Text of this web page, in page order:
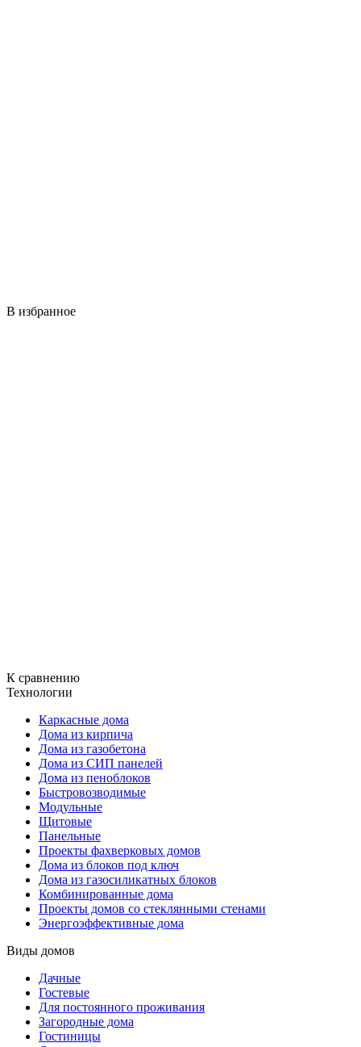
В избранное
К сравнению
Технологии
Каркасные дома
Дома из кирпича
Дома из газобетона
Дома из СИП панелей
Дома из пеноблоков
Быстровозводимые
Модульные
Щитовые
Панельные
Проекты фахверковых домов
Дома из блоков под ключ
Дома из газосиликатных блоков
Комбинированные дома
Проекты домов со стеклянными стенами
Энергоэффективные дома
Виды домов
Дачные
Гостевые
Для постоянного проживания
Загородные дома
Гостиницы